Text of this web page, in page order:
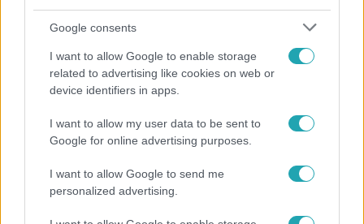
Google consents
I want to allow Google to enable storage
related to advertising like cookies on web or
device identifiers in apps.
I want to allow my user data to be sent to
Google for online advertising purposes.
I want to allow Google to send me
personalized advertising.
Népszerű